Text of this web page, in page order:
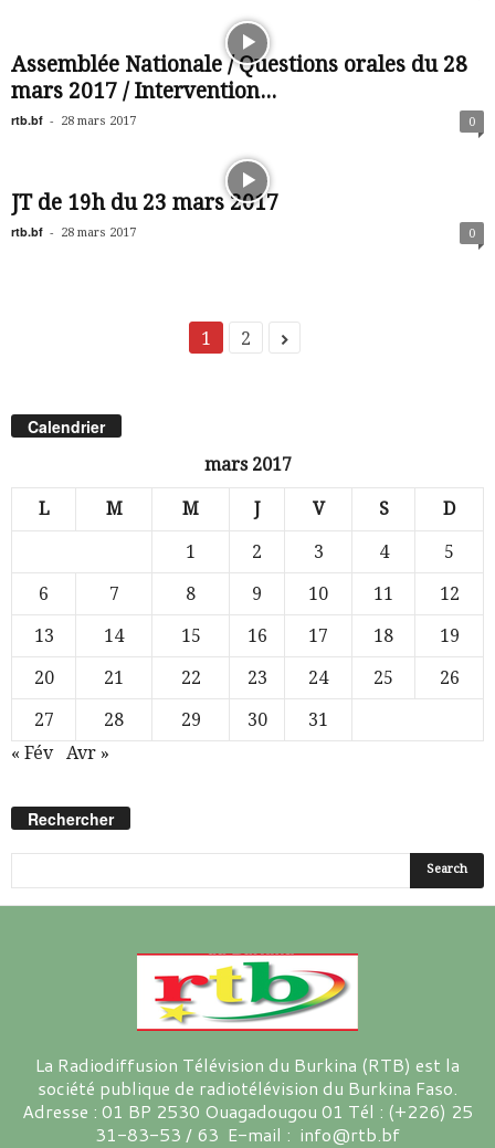
Assemblée Nationale / Questions orales du 28
mars 2017 / Intervention...
rtb.bf - 28 mars 2017 0
JT de 19h du 23 mars 2017
rtb.bf - 28 mars 2017 0
1 2
Calendrier
mars 2017
L M M J V S D
1 2 3 4
5
6
7 8 9 10 11
12
13
14 15 16 17 18
19
20
21 22 23 24 25
26
27
28 29 30
31
« Fév
Avr »
Rechercher
La Radiodiffusion Télévision du Burkina (RTB) est la
société publique de radiotélévision du Burkina Faso.
Adresse : 01 BP 2530 Ouagadougou 01 Tél : (+226) 25
31-83-53 / 63 E-mail : info@rtb.bf